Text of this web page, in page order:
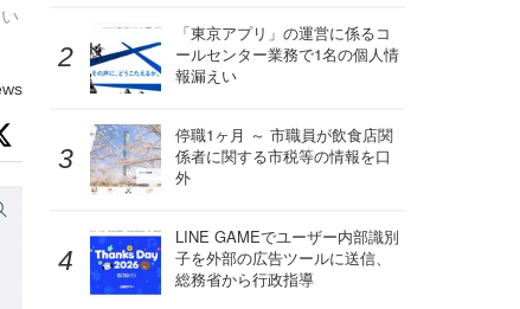
「東京アプリ」の運営に係るコ
ールセンター業務で1名の個人情
報漏えい
停職1ヶ月 ～ 市職員が飲食店関
係者に関する市税等の情報を口
外
LINE GAMEでユーザー内部識別
子を外部の広告ツールに送信、
総務省から行政指導